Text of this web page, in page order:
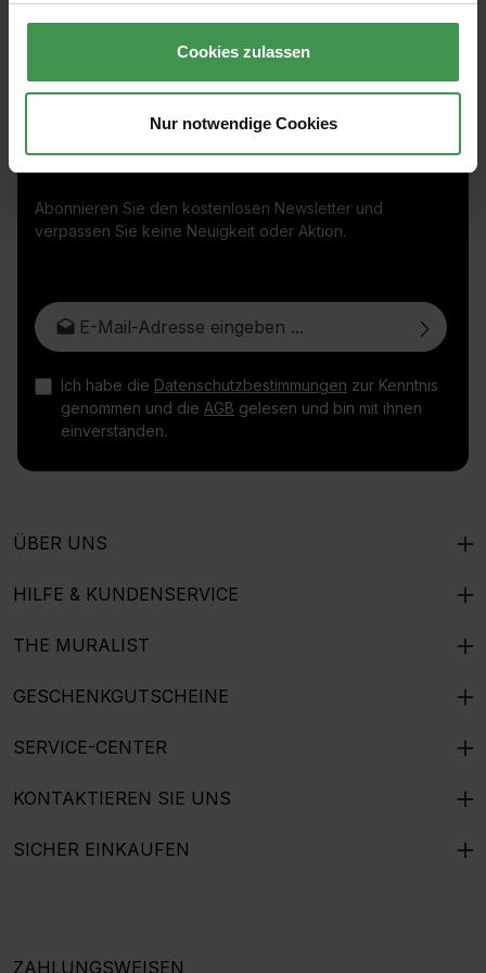
Cookies zulassen
Nur notwendige Cookies
Abonnieren Sie den kostenlosen Newsletter und
verpassen Sie keine Neuigkeit oder Aktion.
E-Mail-Adresse*
Ich habe die Datenschutzbestimmungen zur Kenntnis
genommen und die AGB gelesen und bin mit ihnen
einverstanden.
ÜBER UNS
HILFE & KUNDENSERVICE
THE MURALIST
GESCHENKGUTSCHEINE
SERVICE-CENTER
KONTAKTIEREN SIE UNS
SICHER EINKAUFEN
ZAHLUNGSWEISEN